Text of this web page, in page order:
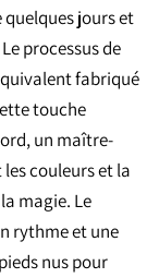
jours et
processus de
fabriqué
touche
un maître-
couleurs et la
magie. Le
rythme et une
nus pour